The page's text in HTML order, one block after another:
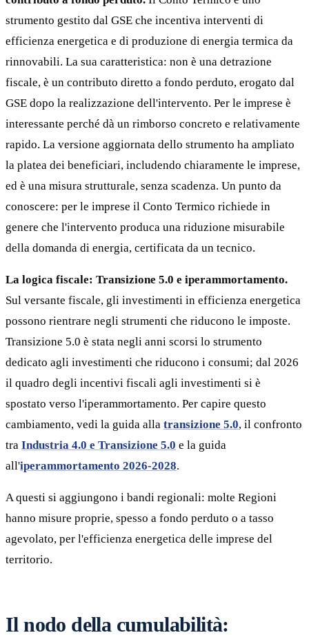
strumento gestito dal GSE che incentiva interventi di
efficienza energetica e di produzione di energia termica da
rinnovabili. La sua caratteristica: non è una detrazione
fiscale, è un contributo diretto a fondo perduto, erogato dal
GSE dopo la realizzazione dell'intervento. Per le imprese è
interessante perché dà un rimborso concreto e relativamente
rapido. La versione aggiornata dello strumento ha ampliato
la platea dei beneficiari, includendo chiaramente le imprese,
ed è una misura strutturale, senza scadenza. Un punto da
conoscere: per le imprese il Conto Termico richiede in
genere che l'intervento produca una riduzione misurabile
della domanda di energia, certificata da un tecnico.
La logica fiscale: Transizione 5.0 e iperammortamento.
Sul versante fiscale, gli investimenti in efficienza energetica
possono rientrare negli strumenti che riducono le imposte.
Transizione 5.0 è stata negli anni scorsi lo strumento
dedicato agli investimenti che riducono i consumi; dal 2026
il quadro degli incentivi fiscali agli investimenti si è
spostato verso l'iperammortamento. Per capire questo
cambiamento, vedi la guida alla transizione 5.0, il confronto
tra Industria 4.0 e Transizione 5.0 e la guida
all'iperammortamento 2026-2028.
A questi si aggiungono i bandi regionali: molte Regioni
hanno misure proprie, spesso a fondo perduto o a tasso
agevolato, per l'efficienza energetica delle imprese del
territorio.
Il nodo della cumulabilità: